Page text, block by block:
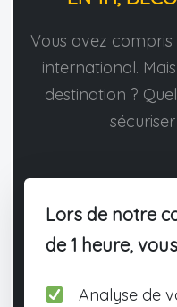
Vous avez
international.
destination ?
Lors de notre
de 1 heure,
Analyse de